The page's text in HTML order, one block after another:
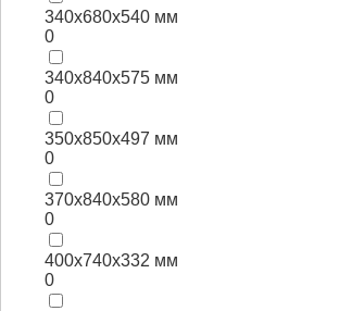
340х680х540 мм
0
340х840х575 мм
0
350х850х497 мм
0
370х840х580 мм
0
400х740х332 мм
0